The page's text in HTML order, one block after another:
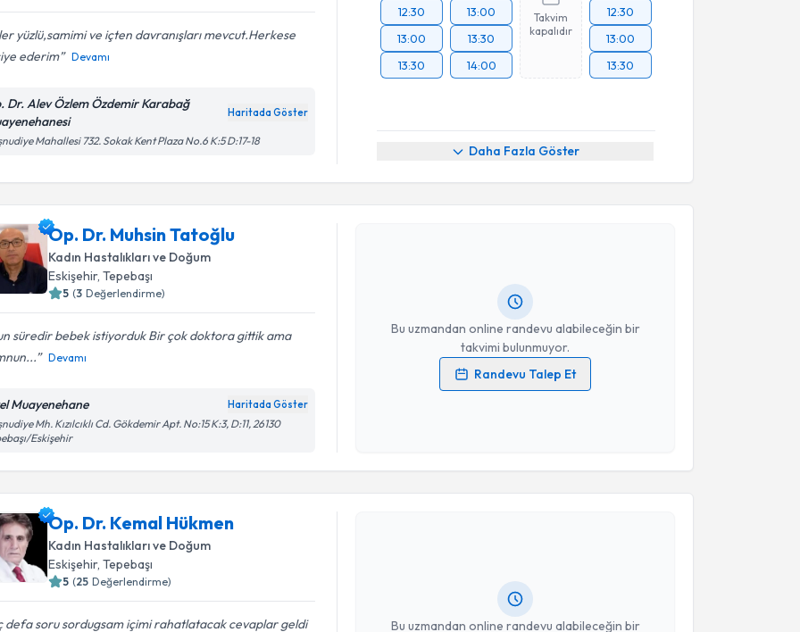
yüzlü,samimi ve içten davranışları mevcut.Herkese
ederim
Devamı
Dr. Alev Özlem Özdemir Karabağ
Haritada Göster
Mahallesi 732. Sokak Kent Plaza No.6 K:5 D:17-18
12:30
13:00
13:30
13:00
13:30
14:00
Takvim
kapalıdır
12:30
13:00
13:30
Daha Fazla Göster
Op. Dr. Muhsin Tatoğlu
Kadın Hastalıkları ve Doğum
Eskişehir, Tepebaşı
5 (3 Değerlendirme)
süredir bebek istiyorduk Bir çok doktora gittik ama
Devamı
Muayenehane Haritada Göster
Mh. Kızılcıklı Cd. Gökdemir Apt. No:15 K:3, D:11, 26130
Eskişehir
Bu uzmandan online randevu alabileceğin bir
takvimi bulunmuyor.
Randevu Talep Et
Kişisel verilerimin işlenmesine ilişkinAydınlatma Metni
Op. Dr. Kemal Hükmen
Kadın Hastalıkları ve Doğum
Eskişehir, Tepebaşı
5 (25 Değerlendirme)
defa soru sordugsam içimi rahatlatacak cevaplar geldi
Bu uzmandan online randevu alabileceğin bir
Randevu Takvimi Talebi